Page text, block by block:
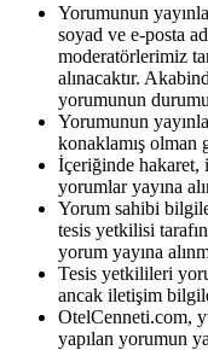
Yorumunun
soyad ve e-posta
moderatörlerimiz
alınacaktır.
yorumunun
Yorumunun
konaklamış olman
İçeriğinde hakaret,
yorumlar yayına
Yorum sahibi
tesis yetkilisi
yorum yayına
Tesis yetkilileri
ancak iletişim
OtelCenneti.com,
yapılan yorumun